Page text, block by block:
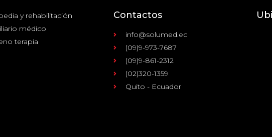
y rehabilitación
médico
terapia
Contactos
info@solumed.ec
(09)9-973-7687
(09)9-861-2312
(02)320-1359
Quito - Ecuador